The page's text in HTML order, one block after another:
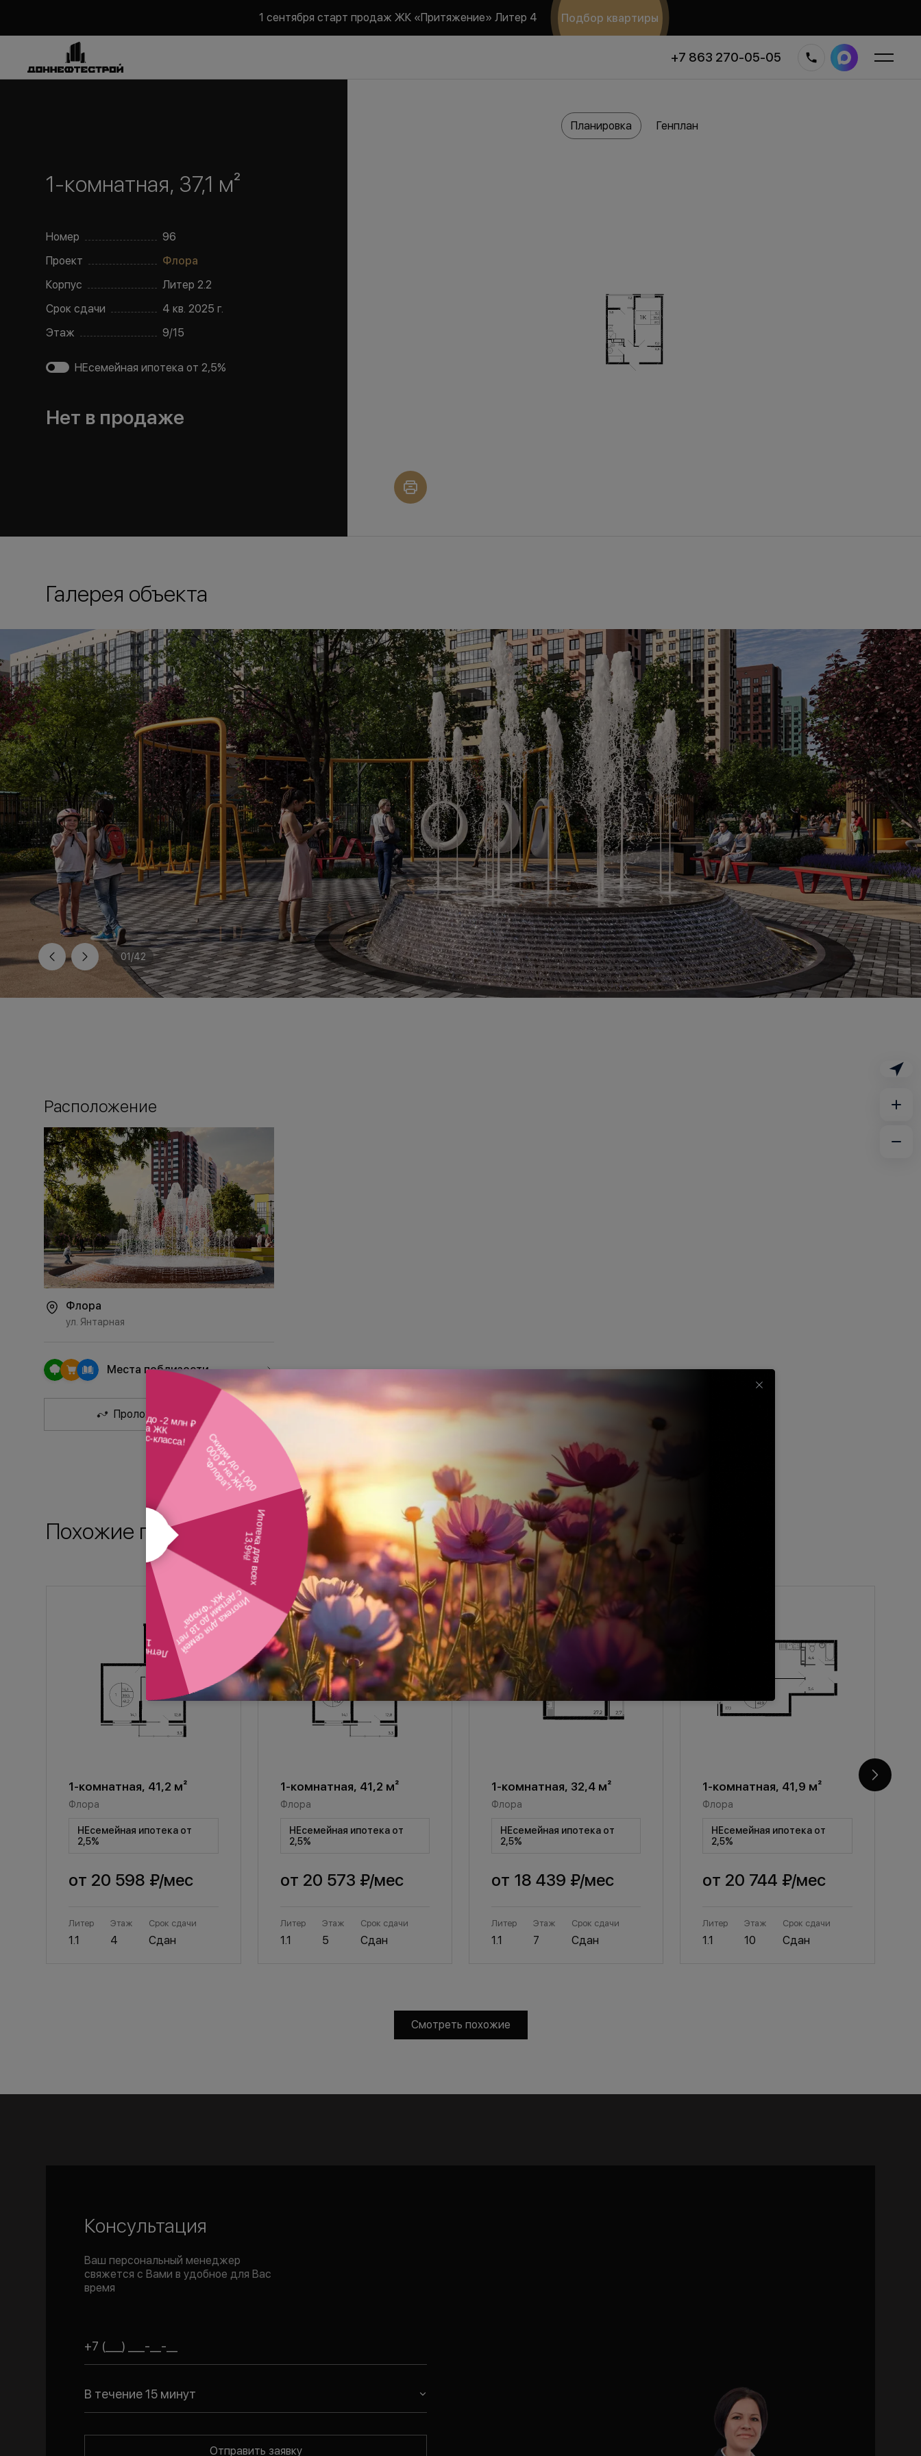
1 сентября старт продаж ЖК «Притяжение» Литер 4 Подбор квартиры
+7 863 270-05-05
1-комнатная, 37,1 м²
Номер
96
Проект
Флора
Корпус
Литер 2.2
Срок сдачи
4 кв. 2025 г.
Этаж
9/15
НЕсемейная ипотека от 2,5%
Нет в продаже
Планировка Генплан
Галерея объекта
01/42
Расположение
Флора
ул. Янтарная
Места поблизости
Проложить маршрут
Похожие планировки
1-комнатная, 41,2 м²
Флора
НЕсемейная ипотека от
2,5%
от 20 598 ₽/мес
Литер
1.1
Этаж
4
Срок сдачи
Сдан
1-комнатная, 41,2 м²
Флора
НЕсемейная ипотека от
2,5%
от 20 573 ₽/мес
Литер
1.1
Этаж
5
Срок сдачи
Сдан
1-комнатная, 32,4 м²
Флора
НЕсемейная ипотека от
2,5%
от 18 439 ₽/мес
Литер
1.1
Этаж
7
Срок сдачи
Сдан
1-комнатная, 41,9 м²
Флора
НЕсемейная ипотека от
2,5%
от 20 744 ₽/мес
Литер
1.1
Этаж
10
Срок сдачи
Сдан
Смотреть похожие
Консультация
Ваш персональный менеджер
свяжется с Вами в удобное для Вас
время
В течение 15 минут
Отправить заявку